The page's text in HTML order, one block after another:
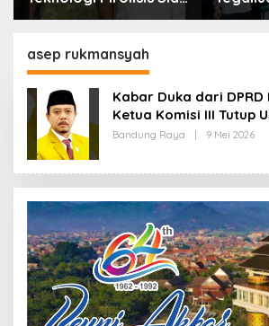
Barat
asep rukmansyah
Kabar Duka dari DPRD
Ketua Komisi III Tutup
Bandung Raya 9 Mei 2026
H
R
K
S